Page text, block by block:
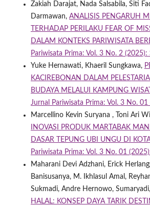
Zakiah Darajat, Nada Salsabila, Siti
Darmawan, ANALISIS PENGARUH
TERHADAP PERILAKU FEAR OF
DALAM KONTEKS PARIWISATA
Pariwisata Prima: Vol. 3 No. 2 (2025):
Yuke Hernawati, Khaeril Sungkawa,
KACIREBONAN DALAM
BUDAYA MELALUI KAMPUNG
Jurnal Pariwisata Prima: Vol. 3 No. 01
Marcellino Kevin Suryana , Toni Ari
INOVASI PRODUK MARTABAK
DASAR TEPUNG UBI UNGU DI
Pariwisata Prima: Vol. 3 No. 01
Maharani Devi Adzhani, Erick
Banisusanya, M. Ikhlasul Amal,
Sukmadi, Andre Hernowo, Sumaryadi,
HALAL: KONSEP DAYA TARIK